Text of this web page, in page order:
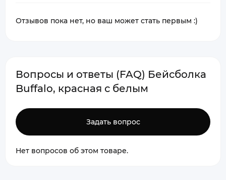
Отзывов пока нет, но ваш может стать первым :)
Вопросы и ответы (FAQ) Бейсболка
Buffalo, красная с белым
Задать вопрос
Нет вопросов об этом товаре.